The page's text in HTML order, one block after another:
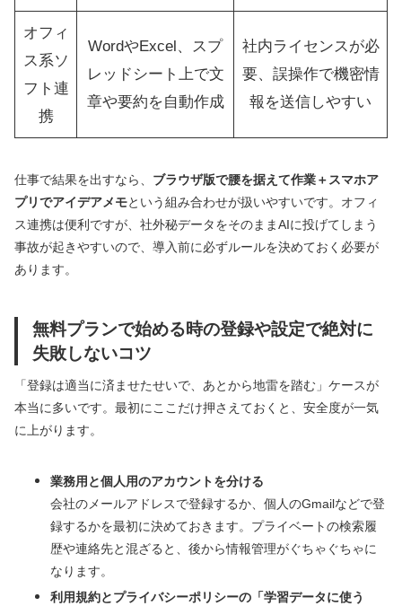
オフィ
ス系ソ
フト連
携
WordやExcel、スプ
レッドシート上で文
章や要約を自動作成
社内ライセンスが必
要、誤操作で機密情
報を送信しやすい
仕事で結果を出すなら、 ブラウザ版で腰を据えて作業＋スマホア
プリでアイデアメモという組み合わせが扱いやすいです。オフィ
ス連携は便利ですが、社外秘データをそのままAIに投げてしまう
事故が起きやすいので、導入前に必ずルールを決めておく必要が
あります。
無料プランで始める時の登録や設定で絶対に
失敗しないコツ
「登録は適当に済ませたせいで、あとから地雷を踏む」ケースが
本当に多いです。最初にここだけ押さえておくと、安全度が一気
に上がります。
業務用と個人用のアカウントを分ける
会社のメールアドレスで登録するか、個人のGmailなどで登
録するかを最初に決めておきます。プライベートの検索履
歴や連絡先と混ざると、後から情報管理がぐちゃぐちゃに
なります。
利用規約とプライバシーポリシーの「学習データに使う